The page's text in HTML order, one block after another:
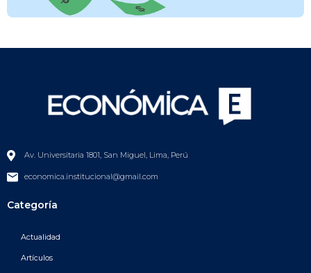
Av. Universitaria 1801, San Miguel, Lima, Perú
economica.institucional@gmail.com
Categoría
Actualidad
Artículos